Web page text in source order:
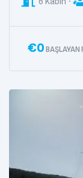
€0 BAŞLAYAN